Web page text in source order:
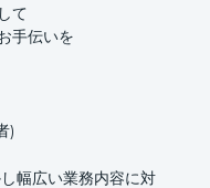
て
手伝いを
)
幅広い業務内容に対